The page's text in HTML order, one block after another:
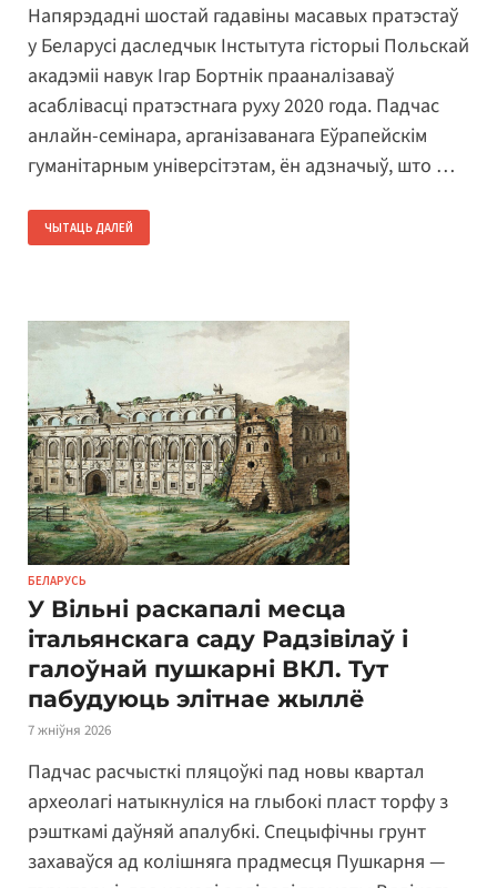
Напярэдадні шостай гадавіны масавых пратэстаў
у Беларусі даследчык Інстытута гісторыі Польскай
акадэміі навук Ігар Бортнік прааналізаваў
асаблівасці пратэстнага руху 2020 года. Падчас
анлайн-семінара, арганізаванага Еўрапейскім
гуманітарным універсітэтам, ён адзначыў, што …
ЧЫТАЦЬ ДАЛЕЙ
БЕЛАРУСЬ
У Вільні раскапалі месца
італьянскага саду Радзівілаў і
галоўнай пушкарні ВКЛ. Тут
пабудуюць элітнае жыллё
7 жніўня 2026
Падчас расчысткі пляцоўкі пад новы квартал
археолагі натыкнуліся на глыбокі пласт торфу з
рэшткамі даўняй апалубкі. Спецыфічны грунт
захаваўся ад колішняга прадмесця Пушкарня —